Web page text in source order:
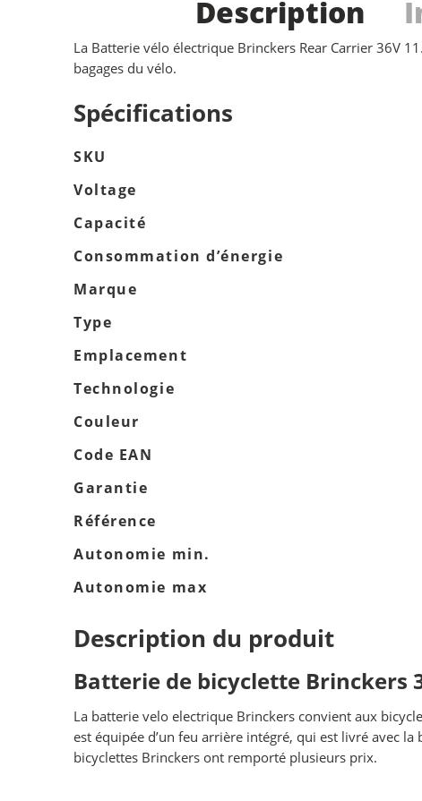
Description
La Batterie vélo électrique Brinckers Rear Carrier 36V
bagages du vélo.
Spécifications
SKU
Voltage
Capacité
Consommation d’énergie
Marque
Type
Emplacement
Technologie
Couleur
Code EAN
Garantie
Référence
Autonomie min.
Autonomie max
Description du produit
Batterie de bicyclette Brinckers
La batterie velo electrique Brinckers convient aux
est équipée d’un feu arrière intégré, qui est livré avec
bicyclettes Brinckers ont remporté plusieurs prix.